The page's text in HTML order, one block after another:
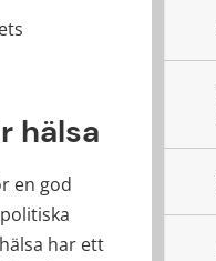
hälsa
en god
har ett